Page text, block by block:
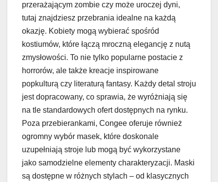
przerażającym zombie czy może uroczej dyni,
tutaj znajdziesz przebrania idealne na każdą
okazję. Kobiety mogą wybierać spośród
kostiumów, które łączą mroczną elegancję z nutą
zmysłowości. To nie tylko popularne postacie z
horrorów, ale także kreacje inspirowane
popkulturą czy literaturą fantasy. Każdy detal stroju
jest dopracowany, co sprawia, że wyróżniają się
na tle standardowych ofert dostępnych na rynku.
Poza przebierankami, Congee oferuje również
ogromny wybór masek, które doskonale
uzupełniają stroje lub mogą być wykorzystane
jako samodzielne elementy charakteryzacji. Maski
są dostępne w różnych stylach – od klasycznych